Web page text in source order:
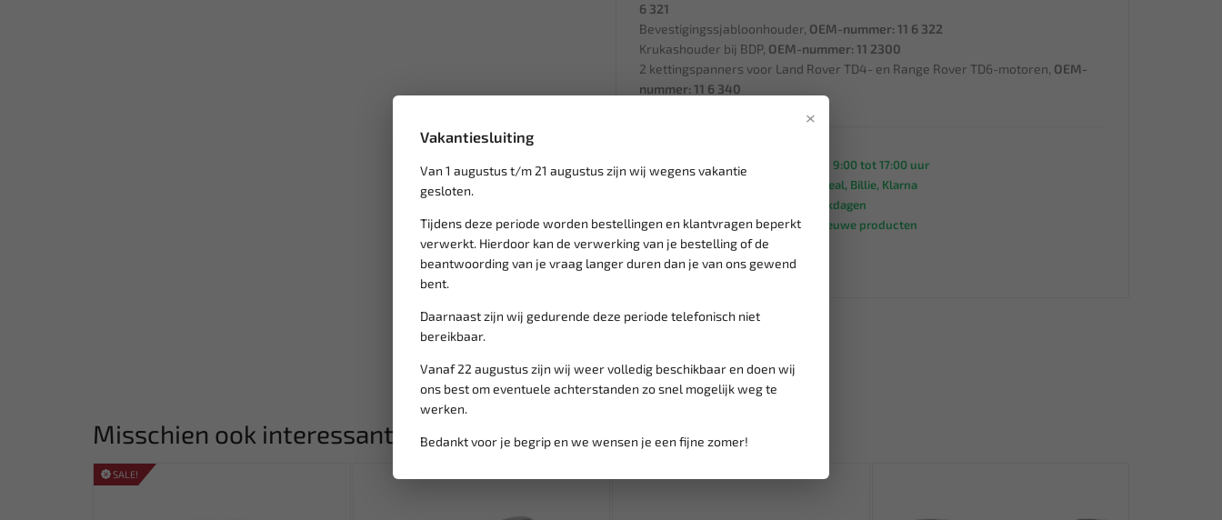
×
Vakantiesluiting
Van 1 augustus t/m 21 augustus zijn wij wegens vakantie
gesloten.
Tijdens deze periode worden bestellingen en klantvragen beperkt
verwerkt. Hierdoor kan de verwerking van je bestelling of de
beantwoording van je vraag langer duren dan je van ons gewend
bent.
Daarnaast zijn wij gedurende deze periode telefonisch niet
bereikbaar.
Vanaf 22 augustus zijn wij weer volledig beschikbaar en doen wij
ons best om eventuele achterstanden zo snel mogelijk weg te
werken.
Bedankt voor je begrip en we wensen je een fijne zomer!
6 321
Bevestigingssjabloonhouder, OEM-nummer: 11 6 322
Krukashouder bij BDP, OEM-nummer: 11 2300
2 kettingspanners voor Land Rover TD4- en Range Rover TD6-motoren, OEM-
nummer: 11 6 340
Klantenservice,
werkdagen van 9:00 tot 17:00 uur
o.a. iDeal, Billie, Klarna
gemiddeld 1-3 werkdagen
Groot assortiment,wekelijks nieuwe producten
Lage verzendkosten NL
vanaf € 75gratis verzending
Misschien ook interessant:
SALE!